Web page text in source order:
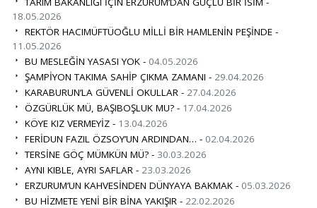
18.05.2026
REKTÖR HACIMÜFTÜOĞLU MİLLİ BİR HAMLENİN PEŞİNDE -
11.05.2026
BU MESLEĞİN YASASI YOK - 04.05.2026
ŞAMPİYON TAKIMA SAHİP ÇIKMA ZAMANI - 29.04.2026
KARABURUN’LA GÜVENLİ OKULLAR - 27.04.2026
ÖZGÜRLÜK MÜ, BAŞIBOŞLUK MU? - 17.04.2026
KÖYE KIZ VERMEYİZ - 13.04.2026
FERİDUN FAZIL ÖZSOY’UN ARDINDAN… - 02.04.2026
TERSİNE GÖÇ MÜMKÜN MÜ? - 30.03.2026
AYNI KIBLE, AYRI SAFLAR - 23.03.2026
ERZURUM’UN KAHVESİNDEN DÜNYAYA BAKMAK - 05.03.2026
BU HİZMETE YENİ BİR BİNA YAKIŞIR - 22.02.2026